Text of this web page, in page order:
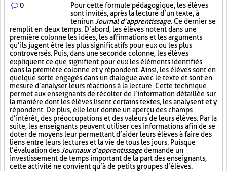
0
Pour cette formule pédagogique, les élèves
sont invités, après la lecture d’un texte, à
tenir un Journal d’apprentissage. Ce dernier se
remplit en deux temps. D’abord, les élèves notent dans une
première colonne les idées, les affirmations et les arguments
qu’ils jugent être les plus significatifs pour eux ou les plus
controversés. Puis, dans une seconde colonne, les élèves
expliquent ce que signifient pour eux les éléments identifiés
dans la première colonne et y répondent. Ainsi, les élèves sont en
quelque sorte engagés dans un dialogue avec le texte et sont en
mesure d’analyser leurs réactions à la lecture. Cette technique
permet aux enseignants de récolter de l’information détaillée sur
la manière dont les élèves lisent certains textes, les analysent et y
répondent. De plus, elle leur donne un aperçu des champs
d’intérêt, des préoccupations et des valeurs de leurs élèves. Par la
suite, les enseignants peuvent utiliser ces informations afin de se
doter de moyens leur permettant d’aider leurs élèves à faire des
liens entre leurs lectures et la vie de tous les jours. Puisque
l’évaluation des Journaux d’apprentissagedemande un
investissement de temps important de la part des enseignants,
cette activité ne convient qu’à de petits groupes d’élèves.